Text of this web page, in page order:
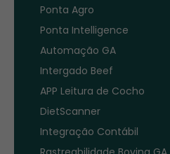
Ponta Agro
Ponta Intelligence
Automação GA
Intergado Beef
APP Leitura de Cocho
DietScanner
Integração Contábil